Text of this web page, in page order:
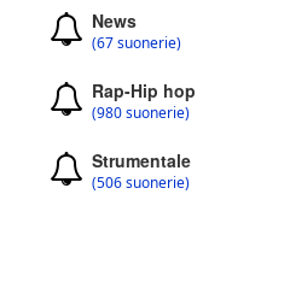
News
(67 suonerie)
Rap-Hip hop
(980 suonerie)
Strumentale
(506 suonerie)